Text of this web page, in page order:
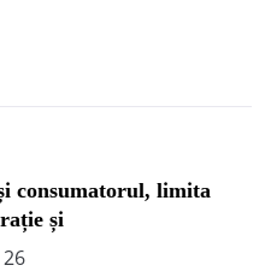
consumatorul, limita
și